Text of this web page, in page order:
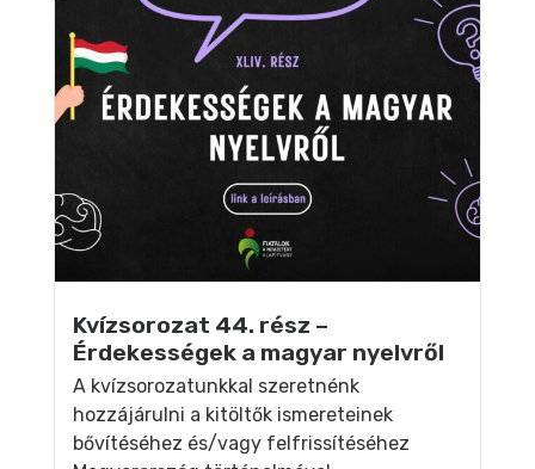
Kvízsorozat 44. rész –
Érdekességek a magyar nyelvről
A kvízsorozatunkkal szeretnénk
hozzájárulni a kitöltők ismereteinek
bővítéséhez és/vagy felfrissítéséhez